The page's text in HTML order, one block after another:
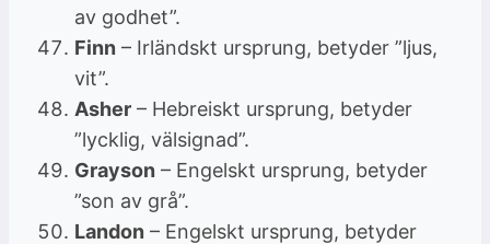
av godhet”.
Finn – Irländskt ursprung, betyder ”ljus,
vit”.
Asher – Hebreiskt ursprung, betyder
”lycklig, välsignad”.
Grayson – Engelskt ursprung, betyder
”son av grå”.
Landon – Engelskt ursprung, betyder